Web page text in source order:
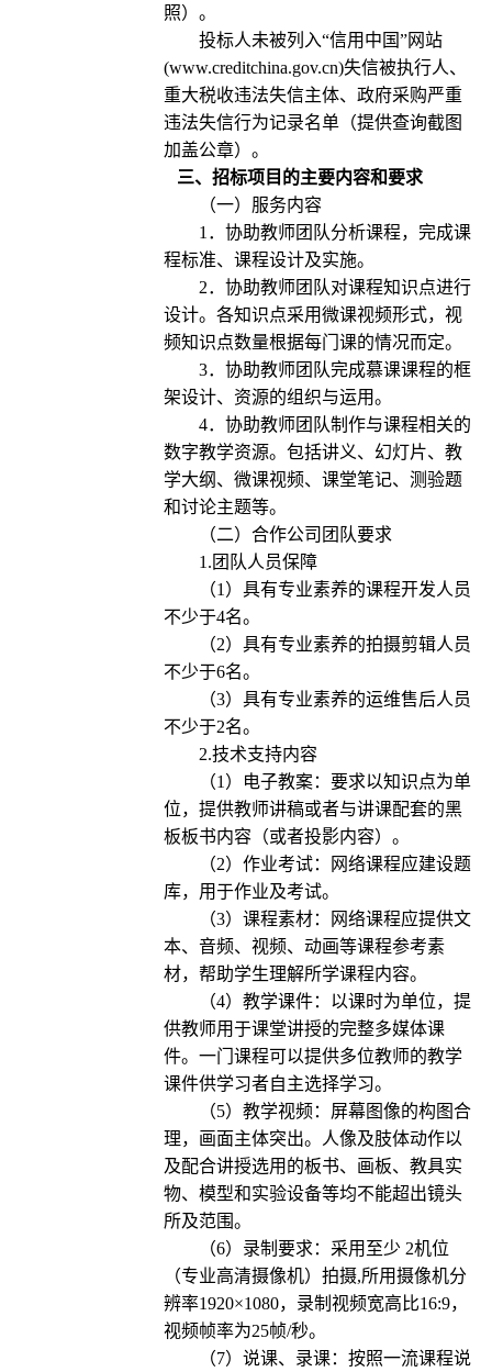
照）。
投标人未被列入“信用中国”网站
(www.creditchina.gov.cn)失信被执行人、
重大税收违法失信主体、政府采购严重
违法失信行为记录名单（提供查询截图
加盖公章）。
三、招标项目的主要内容和要求
（一）服务内容
1．协助教师团队分析课程，完成课
程标准、课程设计及实施。
2．协助教师团队对课程知识点进行
设计。各知识点采用微课视频形式，视
频知识点数量根据每门课的情况而定。
3．协助教师团队完成慕课课程的框
架设计、资源的组织与运用。
4．协助教师团队制作与课程相关的
数字教学资源。包括讲义、幻灯片、教
学大纲、微课视频、课堂笔记、测验题
和讨论主题等。
（二）合作公司团队要求
1.团队人员保障
（1）具有专业素养的课程开发人员
不少于4名。
（2）具有专业素养的拍摄剪辑人员
不少于6名。
（3）具有专业素养的运维售后人员
不少于2名。
2.技术支持内容
（1）电子教案：要求以知识点为单
位，提供教师讲稿或者与讲课配套的黑
板板书内容（或者投影内容）。
（2）作业考试：网络课程应建设题
库，用于作业及考试。
（3）课程素材：网络课程应提供文
本、音频、视频、动画等课程参考素
材，帮助学生理解所学课程内容。
（4）教学课件：以课时为单位，提
供教师用于课堂讲授的完整多媒体课
件。一门课程可以提供多位教师的教学
课件供学习者自主选择学习。
（5）教学视频：屏幕图像的构图合
理，画面主体突出。人像及肢体动作以
及配合讲授选用的板书、画板、教具实
物、模型和实验设备等均不能超出镜头
所及范围。
（6）录制要求：采用至少 2机位
（专业高清摄像机）拍摄,所用摄像机分
辨率1920×1080，录制视频宽高比16:9，
视频帧率为25帧/秒。
（7）说课、录课：按照一流课程说